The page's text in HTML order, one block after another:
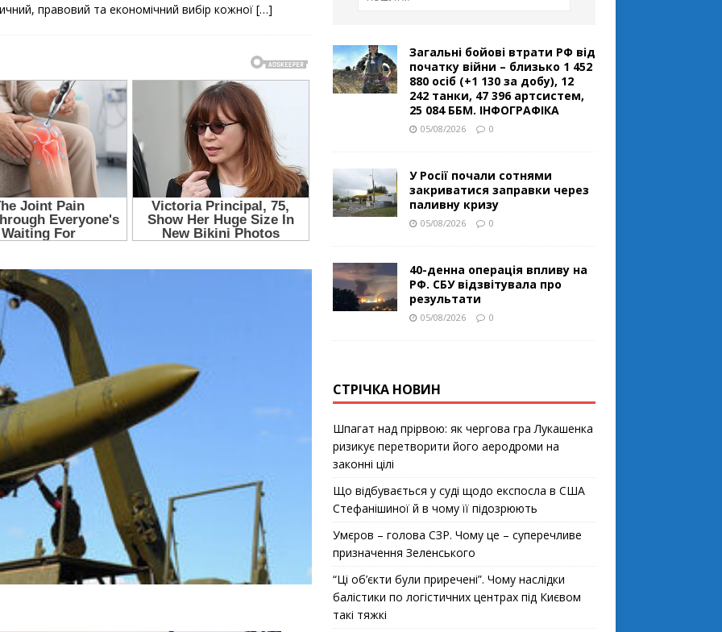
правовий та економічний вибір кожної […]
Загальні бойові втрати РФ від
початку війни – близько 1 452
880 осіб (+1 130 за добу), 12
242 танки, 47 396 артсистем,
25 084 ББМ. ІНФОГРАФІКА
05/08/2026 0
У Росії почали сотнями
закриватися заправки через
паливну кризу
05/08/2026 0
40-денна операція впливу на
РФ. СБУ відзвітувала про
результати
05/08/2026 0
СТРІЧКА НОВИН
Шпагат над прірвою: як чергова гра Лукашенка
ризикує перетворити його аеродроми на
законні цілі
Що відбувається у суді щодо експосла в США
Стефанішиної й в чому її підозрюють
Умєров – голова СЗР. Чому це – суперечливе
призначення Зеленського
“Ці об’єкти були приречені”. Чому наслідки
балістики по логістичних центрах під Києвом
такі тяжкі